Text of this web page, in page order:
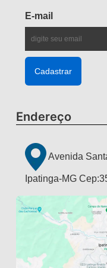
E-mail
Endereço
Avenida
Ipatinga-MG